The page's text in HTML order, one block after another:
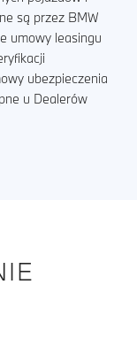
są przez BMW
umowy leasingu
ubezpieczenia
u Dealerów